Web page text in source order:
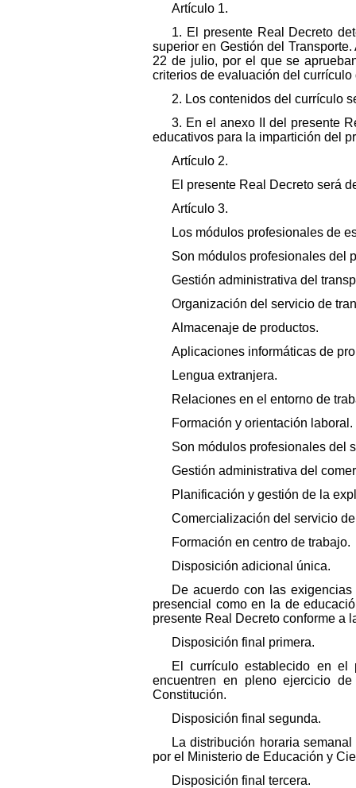
Artículo 1.
1. El presente Real Decreto
superior en Gestión del
22 de julio, por el que se
criterios de evaluación del
2. Los contenidos del currículo
3. En el anexo II del presente
educativos para la impartición del
Artículo 2.
El presente Real Decreto será
Artículo 3.
Los módulos profesionales de
Son módulos profesionales del
Gestión administrativa del
Organización del servicio de
Almacenaje de productos.
Aplicaciones informáticas de
Lengua extranjera.
Relaciones en el entorno de
Formación y orientación laboral.
Son módulos profesionales del
Gestión administrativa del
Planificación y gestión de la
Comercialización del servicio
Formación en centro de trabajo.
Disposición adicional única.
De acuerdo con las
presencial como en la de
presente Real Decreto conforme a
Disposición final primera.
El currículo establecido en el
encuentren en pleno ejercicio
Constitución.
Disposición final segunda.
La distribución horaria
por el Ministerio de Educación y
Disposición final tercera.